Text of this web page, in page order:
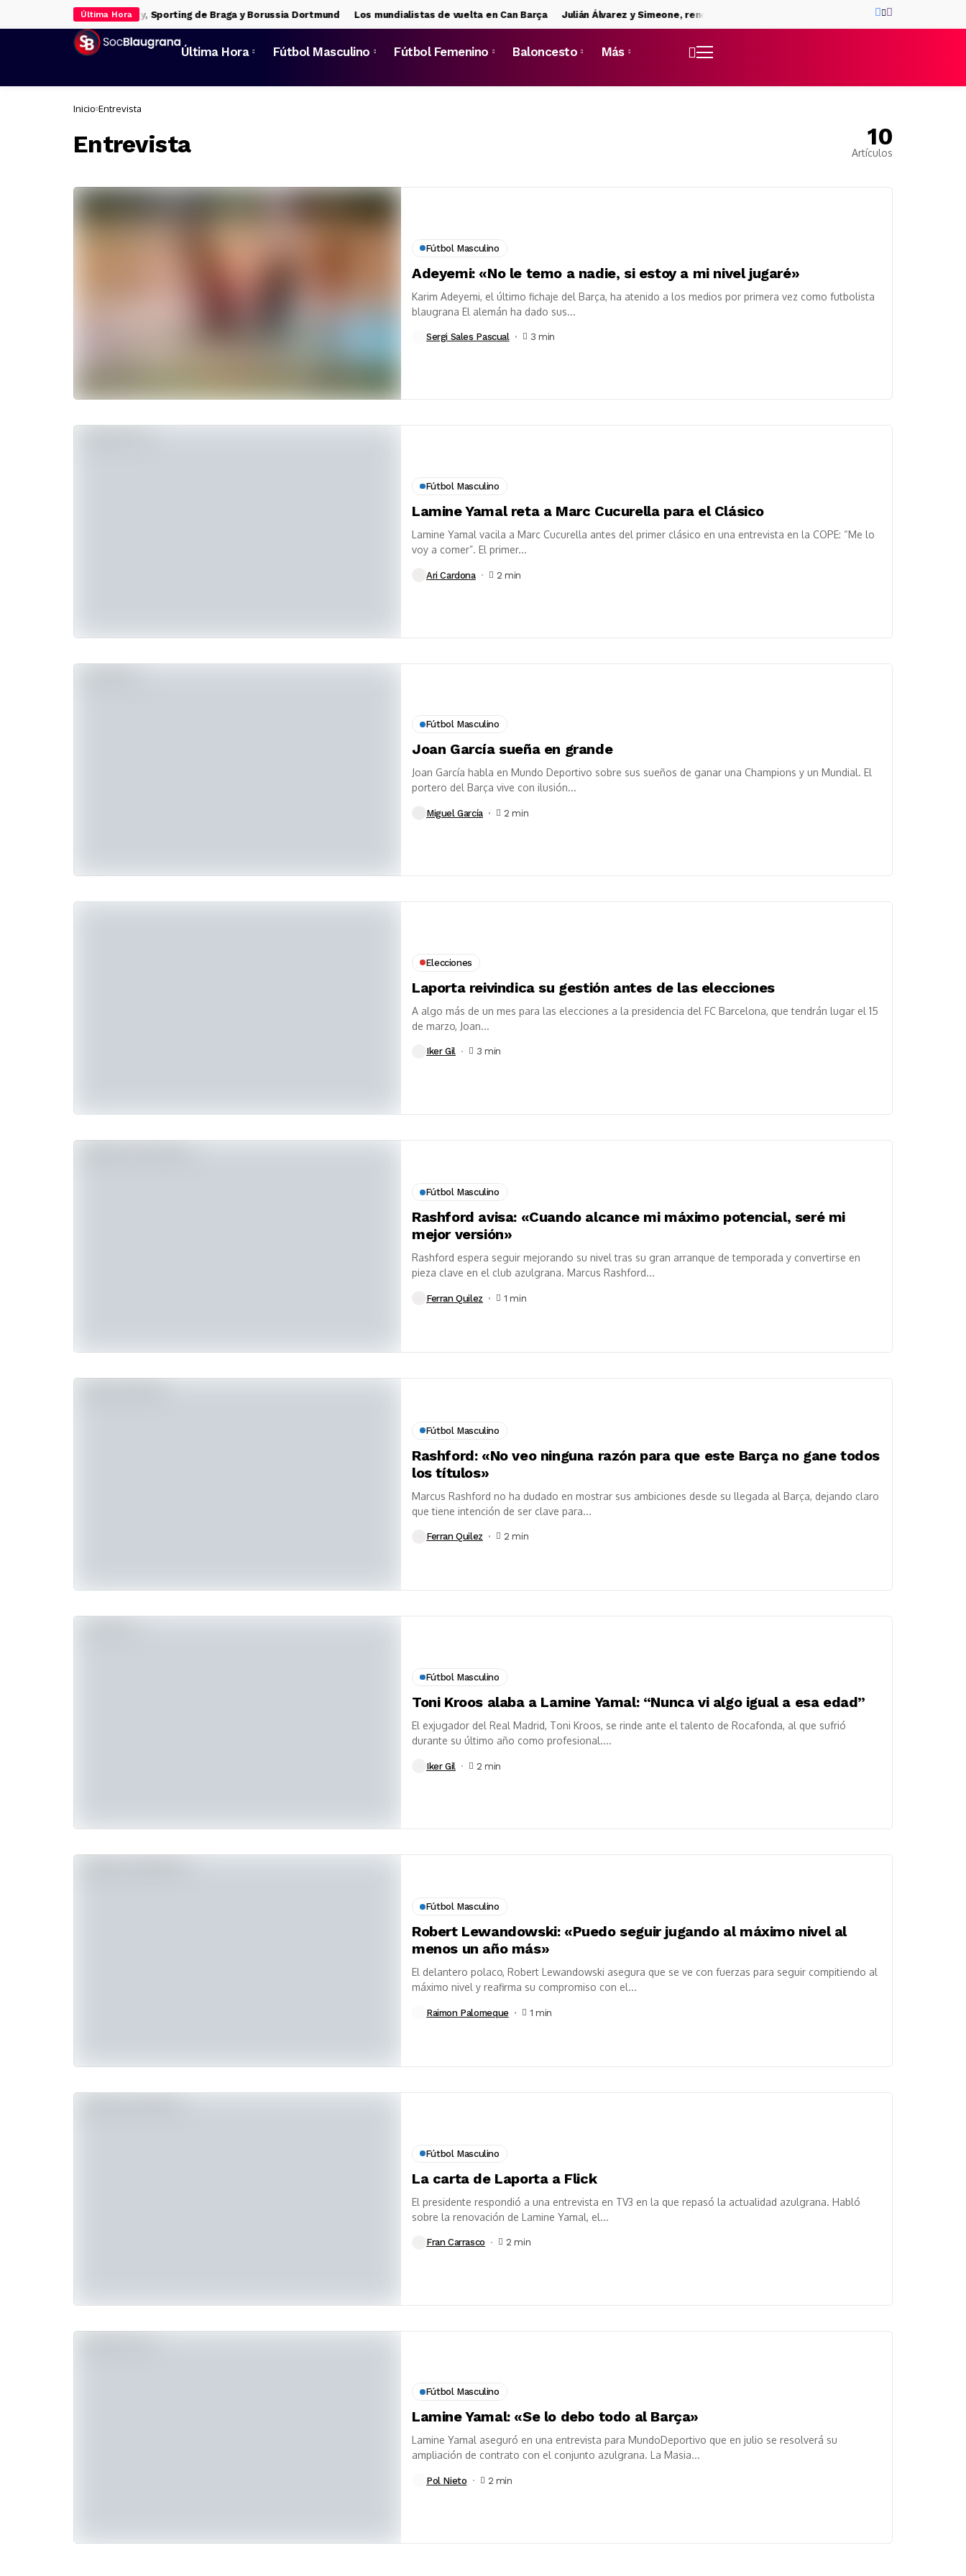
Última Hora
de Manchester City, Sporting de Braga y Borussia Dortmund Los mundialistas de vuelta en Can Barça Julián Álvarez y Simeone, rencuentro clave para su futuro Ronald Araújo, rumbo al
Última Hora Fútbol Masculino Fútbol Femenino Baloncesto Más
Inicio Entrevista
Entrevista 10
Artículos
Fútbol Masculino
Adeyemi: «No le temo a nadie, si estoy a mi nivel jugaré»
Karim Adeyemi, el último fichaje del Barça, ha atenido a los medios por primera vez como futbolista
blaugrana El alemán ha dado sus...
Sergi Sales Pascual 3 min
Fútbol Masculino
Lamine Yamal reta a Marc Cucurella para el Clásico
Lamine Yamal vacila a Marc Cucurella antes del primer clásico en una entrevista en la COPE: “Me lo
voy a comer”. El primer...
Ari Cardona 2 min
Fútbol Masculino
Joan García sueña en grande
Joan García habla en Mundo Deportivo sobre sus sueños de ganar una Champions y un Mundial. El
portero del Barça vive con ilusión...
Miguel García 2 min
Elecciones
Laporta reivindica su gestión antes de las elecciones
A algo más de un mes para las elecciones a la presidencia del FC Barcelona, que tendrán lugar el 15
de marzo, Joan...
Iker Gil 3 min
Fútbol Masculino
Rashford avisa: «Cuando alcance mi máximo potencial, seré mi
mejor versión»
Rashford espera seguir mejorando su nivel tras su gran arranque de temporada y convertirse en
pieza clave en el club azulgrana. Marcus Rashford...
Ferran Quilez 1 min
Fútbol Masculino
Rashford: «No veo ninguna razón para que este Barça no gane todos
los títulos»
Marcus Rashford no ha dudado en mostrar sus ambiciones desde su llegada al Barça, dejando claro
que tiene intención de ser clave para...
Ferran Quilez 2 min
Fútbol Masculino
Toni Kroos alaba a Lamine Yamal: “Nunca vi algo igual a esa edad”
El exjugador del Real Madrid, Toni Kroos, se rinde ante el talento de Rocafonda, al que sufrió
durante su último año como profesional....
Iker Gil 2 min
Fútbol Masculino
Robert Lewandowski: «Puedo seguir jugando al máximo nivel al
menos un año más»
El delantero polaco, Robert Lewandowski asegura que se ve con fuerzas para seguir compitiendo al
máximo nivel y reafirma su compromiso con el...
Raimon Palomeque 1 min
Fútbol Masculino
La carta de Laporta a Flick
El presidente respondió a una entrevista en TV3 en la que repasó la actualidad azulgrana. Habló
sobre la renovación de Lamine Yamal, el...
Fran Carrasco 2 min
Fútbol Masculino
Lamine Yamal: «Se lo debo todo al Barça»
Lamine Yamal aseguró en una entrevista para MundoDeportivo que en julio se resolverá su
ampliación de contrato con el conjunto azulgrana. La Masia...
Pol Nieto 2 min